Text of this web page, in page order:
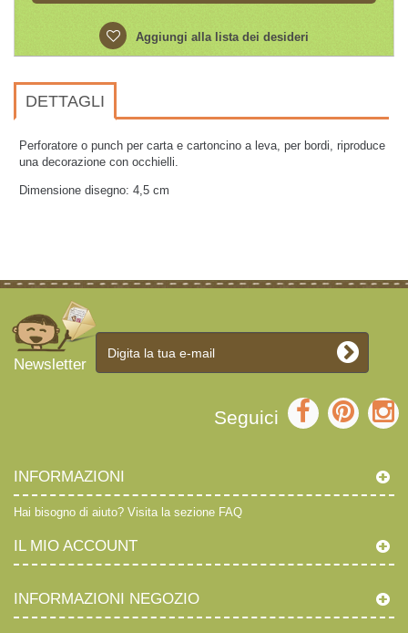
Aggiungi alla lista dei desideri
DETTAGLI
Perforatore o punch per carta e cartoncino a leva, per bordi, riproduce
una decorazione con occhielli.
Dimensione disegno: 4,5 cm
Newsletter
Seguici
INFORMAZIONI
Hai bisogno di aiuto? Visita la sezione FAQ
IL MIO ACCOUNT
INFORMAZIONI NEGOZIO